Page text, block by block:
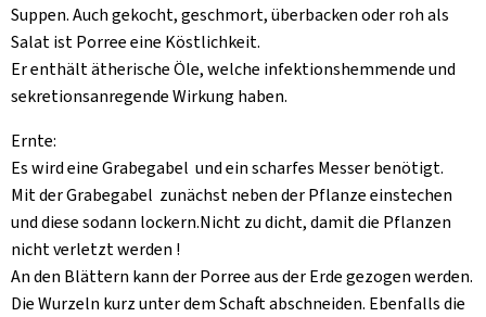
Suppen. Auch gekocht, geschmort, überbacken oder roh als
Salat ist Porree eine Köstlichkeit.
Er enthält ätherische Öle, welche infektionshemmende und
sekretionsanregende Wirkung haben.
Ernte:
Es wird eine Grabegabel und ein scharfes Messer benötigt.
Mit der Grabegabel zunächst neben der Pflanze einstechen
und diese sodann lockern.Nicht zu dicht, damit die Pflanzen
nicht verletzt werden !
An den Blättern kann der Porree aus der Erde gezogen werden.
Die Wurzeln kurz unter dem Schaft abschneiden. Ebenfalls die